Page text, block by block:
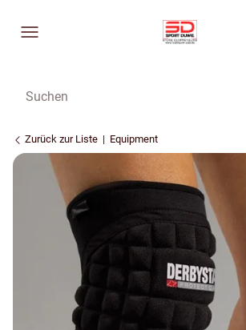
Zurück zur Liste Equipment